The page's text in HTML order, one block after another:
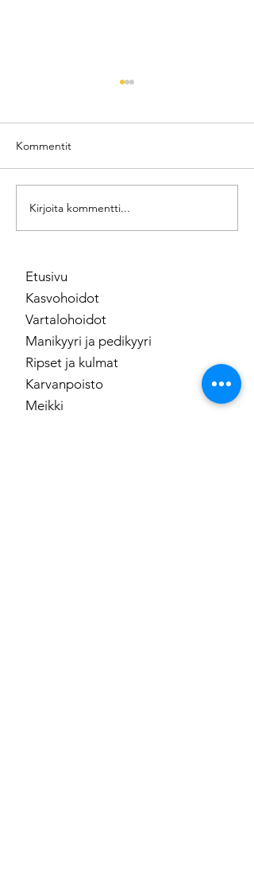
Pink anti-age mesoterapia
Kommentit
Kirjoita kommentti...
Etusivu
Kasvohoidot
Vartalohoidot
Manikyyri ja pedikyyri
Ripset ja kulmat
Karvanpoisto
Meikki